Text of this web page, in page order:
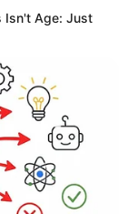
buat bmp3f
protes dari
kafilah
dan r27
biar Rusia
Isn't Age: Just